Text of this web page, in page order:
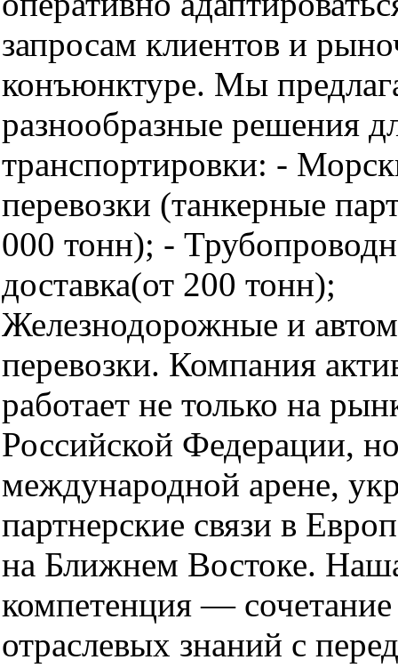
запросам клиентов и
конъюнктуре. Мы
разнообразные решения
транспортировки: -
перевозки (танкерные
000 тонн); -
доставка(от 200 тонн);
Железнодорожные и
перевозки. Компания
работает не только на
Российской Федерации,
международной арене,
партнерские связи в
на Ближнем Востоке.
компетенция — сочетание
отраслевых знаний с